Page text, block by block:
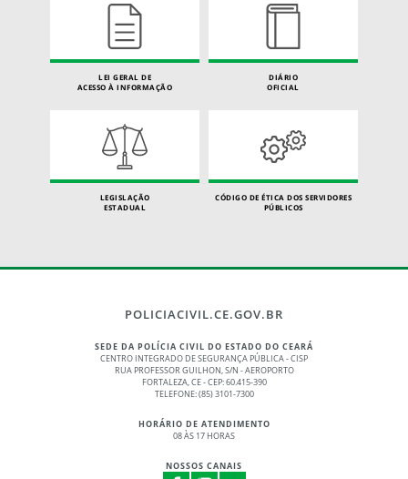
LEI GERAL DE
ACESSO À INFORMAÇÃO
DIÁRIO
OFICIAL
LEGISLAÇÃO
ESTADUAL
CÓDIGO DE ÉTICA DOS SERVIDORES
PÚBLICOS
POLICIACIVIL.CE.GOV.BR
SEDE DA POLÍCIA CIVIL DO ESTADO DO CEARÁ
CENTRO INTEGRADO DE SEGURANÇA PÚBLICA - CISP
RUA PROFESSOR GUILHON, S/N - AEROPORTO
FORTALEZA, CE - CEP: 60.415-390
TELEFONE: (85) 3101-7300
HORÁRIO DE ATENDIMENTO
08 ÀS 17 HORAS
NOSSOS CANAIS